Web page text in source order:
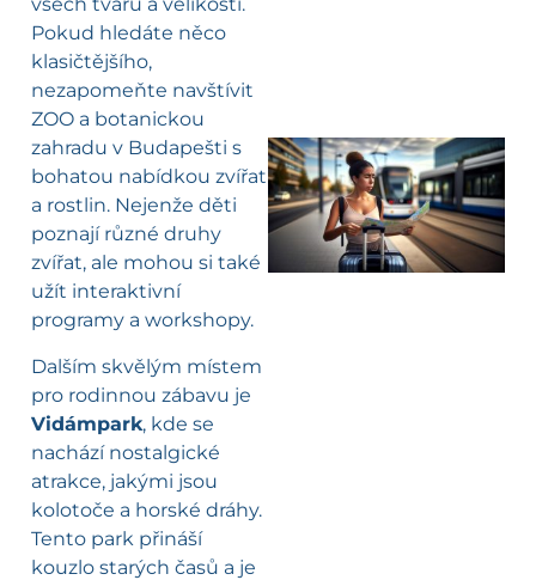
všech tvarů a velikostí.
Pokud hledáte něco
klasičtějšího,
nezapomeňte navštívit
ZOO a botanickou
zahradu v Budapešti s
bohatou nabídkou zvířat
a rostlin. Nejenže děti
poznají různé druhy
zvířat, ale mohou si také
užít interaktivní
programy a workshopy.
Dalším skvělým místem
pro rodinnou zábavu je
Vidámpark, kde se
nachází nostalgické
atrakce, jakými jsou
kolotoče a horské dráhy.
Tento park přináší
kouzlo starých časů a je